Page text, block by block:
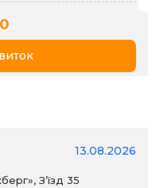
13.08.2026
З’їзд 35